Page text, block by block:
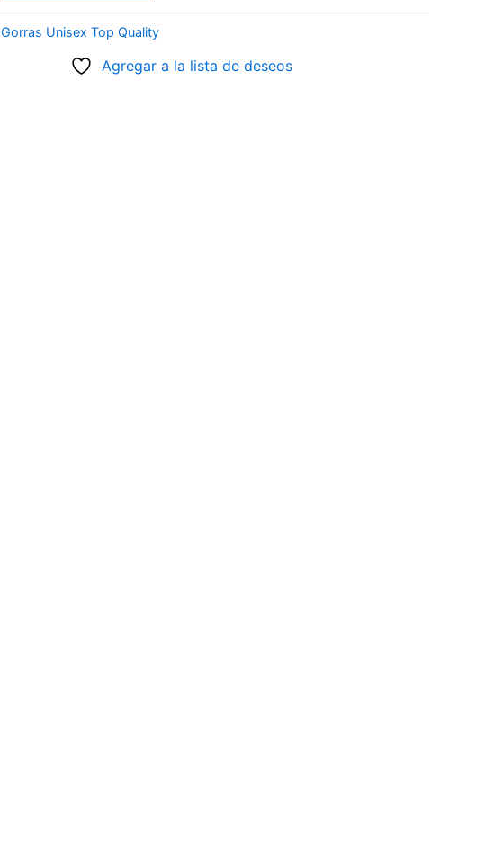
Gorras Unisex Top Quality
Agregar a la lista de deseos